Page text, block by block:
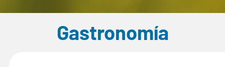
Gastronomía